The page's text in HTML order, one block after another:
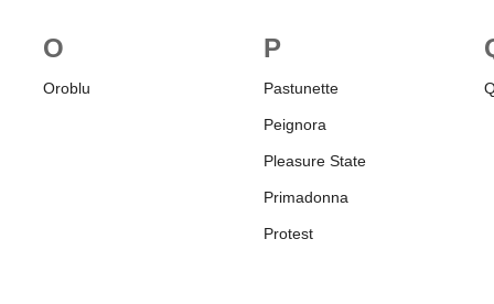
O
Oroblu
P
Pastunette
Peignora
Pleasure State
Primadonna
Protest